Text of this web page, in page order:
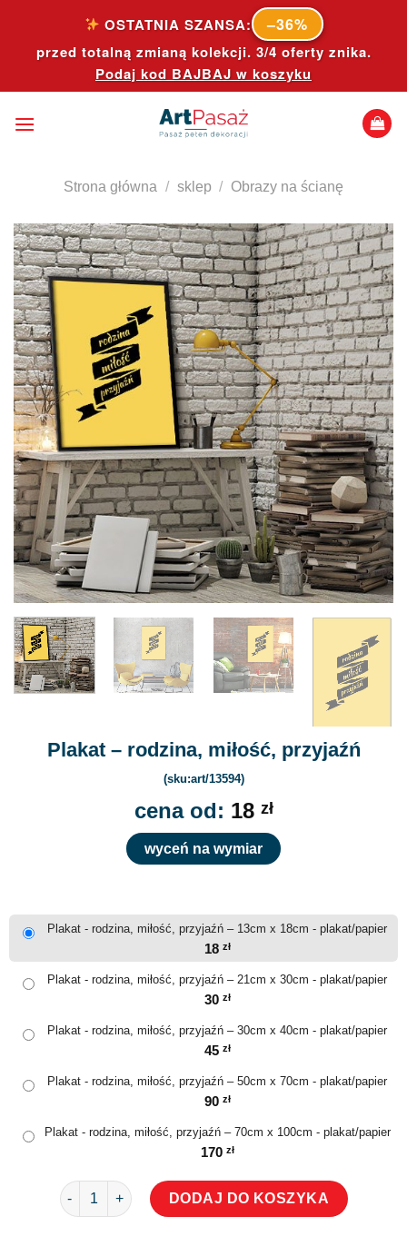
content
OSTATNIA SZANSA: –36%
przed totalną zmianą kolekcji. 3/4 oferty znika.
Podaj kod BAJBAJ w koszyku
Strona główna / sklep / Obrazy na ścianę
Plakat – rodzina, miłość, przyjaźń
(sku:art/13594)
cena od: 18 zł
wyceń na wymiar
Plakat - rodzina, miłość, przyjaźń – 13cm x 18cm - plakat/papier
18 zł
Plakat - rodzina, miłość, przyjaźń – 21cm x 30cm - plakat/papier
30 zł
Plakat - rodzina, miłość, przyjaźń – 30cm x 40cm - plakat/papier
45 zł
Plakat - rodzina, miłość, przyjaźń – 50cm x 70cm - plakat/papier
90 zł
Plakat - rodzina, miłość, przyjaźń – 70cm x 100cm - plakat/papier
170 zł
ilość Plakat - rodzina, miłość, przyjaźń
DODAJ DO KOSZYKA